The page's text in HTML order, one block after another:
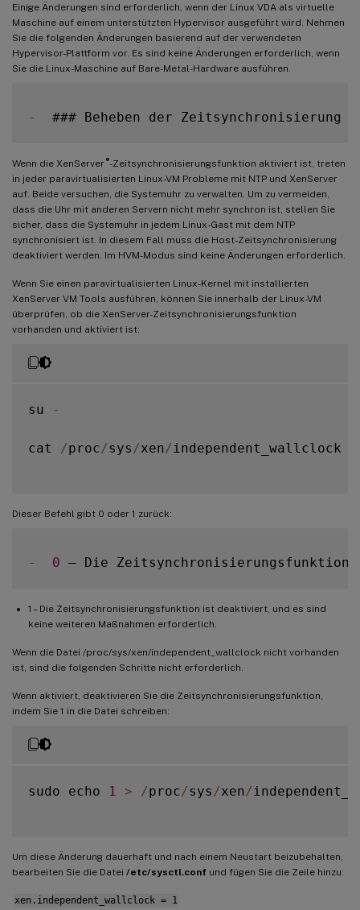
Einige Änderungen sind erforderlich, wenn der Linux VDA als virtuelle
Maschine auf einem unterstützten Hypervisor ausgeführt wird. Nehmen
Sie die folgenden Änderungen basierend auf der verwendeten
Hypervisor-Plattform vor. Es sind keine Änderungen erforderlich, wenn
Sie die Linux-Maschine auf Bare-Metal-Hardware ausführen.
-
### Beheben der Zeitsynchronisierung
Wenn die XenServer ®-Zeitsynchronisierungsfunktion aktiviert ist, treten
in jeder paravirtualisierten Linux-VM Probleme mit NTP und XenServer
auf. Beide versuchen, die Systemuhr zu verwalten. Um zu vermeiden,
dass die Uhr mit anderen Servern nicht mehr synchron ist, stellen Sie
sicher, dass die Systemuhr in jedem Linux-Gast mit dem NTP
synchronisiert ist. In diesem Fall muss die Host-Zeitsynchronisierung
deaktiviert werden. Im HVM-Modus sind keine Änderungen erforderlich.
Wenn Sie einen paravirtualisierten Linux-Kernel mit installierten
XenServer VM Tools ausführen, können Sie innerhalb der Linux-VM
überprüfen, ob die XenServer-Zeitsynchronisierungsfunktion
vorhanden und aktiviert ist:
su -
cat /proc/sys /xen/ independent_wallclock
Dieser Befehl gibt 0 oder 1 zurück:
- 0 – Die
1 – Die Zeitsynchronisierungsfunktion ist deaktiviert, und es sind
keine weiteren Maßnahmen erforderlich.
Wenn die Datei /proc/sys/xen/independent_wallclock nicht vorhanden
ist, sind die folgenden Schritte nicht erforderlich.
Wenn aktiviert, deaktivieren Sie die Zeitsynchronisierungsfunktion,
indem Sie 1 in die Datei schreiben:
sudo echo 1 > /proc/sys /xen/
Um diese Änderung dauerhaft und nach einem Neustart beizubehalten,
bearbeiten Sie die Datei /etc/sysctl.conf und fügen Sie die Zeile hinzu:
xen.independent_wallclock = 1